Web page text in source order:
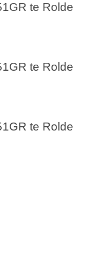
te Rolde
te Rolde
te Rolde